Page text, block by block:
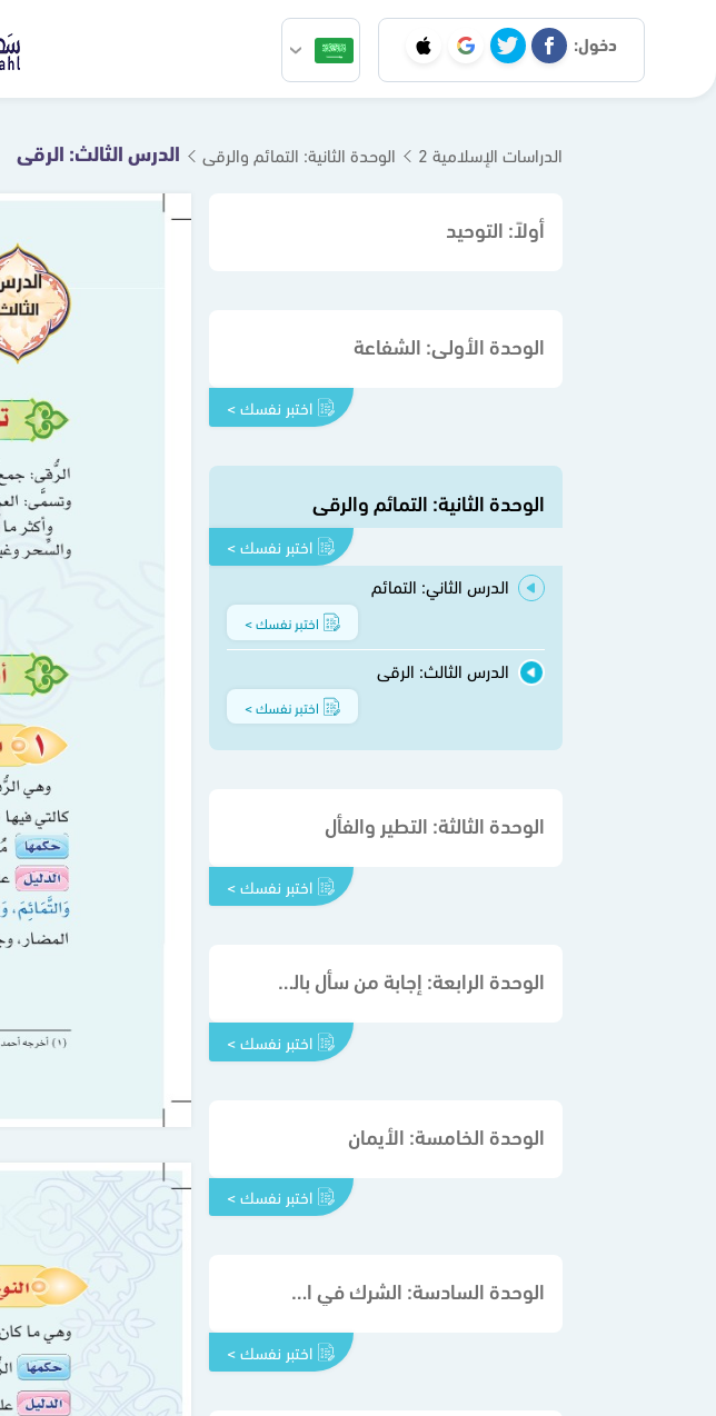
دخول:
الدراسات الإسلامية 2 الوحدة الثانية: التمائم والرقى الدرس الثالث: الرقى
أولاً: التوحيد
الوحدة الأولى: الشفاعة
اختبر نفسك >
الوحدة الثانية: التمائم والرقى
اختبر نفسك >
الدرس الثاني: التمائم
اختبر نفسك >
الدرس الثالث: الرقى
اختبر نفسك >
الوحدة الثالثة: التطير والفأل
اختبر نفسك >
الوحدة الرابعة: إجابة من سأل بالله، أو استعاذ به
اختبر نفسك >
الوحدة الخامسة: الأيمان
اختبر نفسك >
الوحدة السادسة: الشرك في الألفاظ
اختبر نفسك >